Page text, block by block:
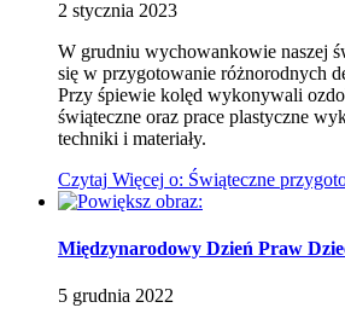
2 stycznia 2023
W grudniu wychowankowie naszej
się w przygotowanie różnorodnych
Przy śpiewie kolęd wykonywali
świąteczne oraz prace plastyczne
techniki i materiały.
Czytaj Więcej o: Świąteczne
Międzynarodowy Dzień Praw
5 grudnia 2022